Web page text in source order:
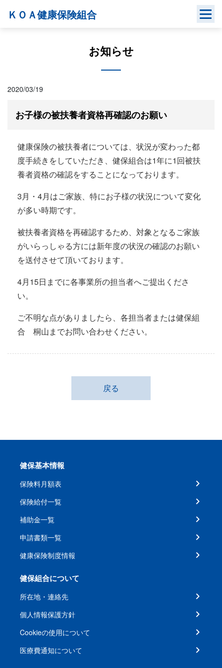
ＫＯＡ健康保険組合
お知らせ
2020/03/19
お子様の被扶養者資格再確認のお願い
健康保険の被扶養者については、状況が変わった都
度手続きをしていただき、健保組合は1年に1回被扶
養者資格の確認をすることになっております。
3月・4月はご家族、特にお子様の状況について変化
が多い時期です。
被扶養者資格を再確認するため、対象となるご家族
がいらっしゃる方には新年度の状況の確認のお願い
を送付させて頂いております。
4月15日までに各事業所の担当者へご提出くださ
い。
ご不明な点がありましたら、各担当者または健保組
合 桐山までお問い合わせください。
戻る
健保基本情報
保険料月額表
保険給付一覧
補助金一覧
申請書類一覧
健康保険制度情報
健保組合について
所在地・連絡先
個人情報保護方針
Cookieの使用について
医療費通知について